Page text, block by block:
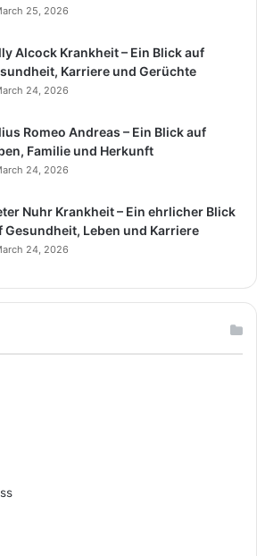
25, 2026
Alcock Krankheit – Ein Blick auf
Karriere und Gerüchte
24, 2026
Romeo Andreas – Ein Blick auf
Familie und Herkunft
24, 2026
Nuhr Krankheit – Ein ehrlicher Blick
Gesundheit, Leben und Karriere
24, 2026